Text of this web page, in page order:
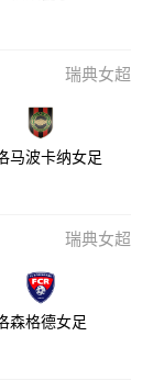
瑞典女超
马波卡纳女足
瑞典女超
森格德女足